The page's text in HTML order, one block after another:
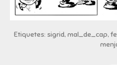
Etiquetes: sigrid, mal_de_cap,